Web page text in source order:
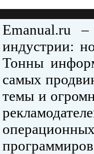
Emanual.ru
индустрии:
Тонны
самых
темы и